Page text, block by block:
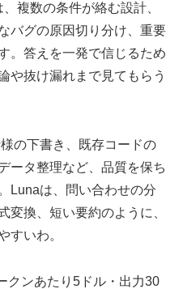
複数の条件が絡む設計、
バグの原因切り分け、重要
。答えを一発で信じるため
や抜け漏れまで見てもらう
の下書き、既存コードの
ータ整理など、品質を保ち
Lunaは、問い合わせの分
変換、短い要約のように、
すいわ。
クンあたり5ドル・出力30